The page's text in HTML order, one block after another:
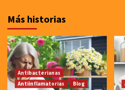
Más historias
Antibacterianas
Antiinflamatorias
Blog